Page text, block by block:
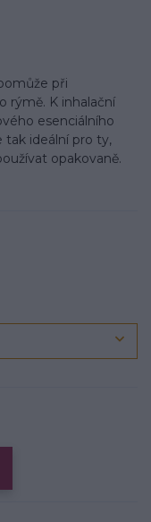
při
rýmě. K inhalační
esenciálního
tak ideální pro ty,
opakovaně.